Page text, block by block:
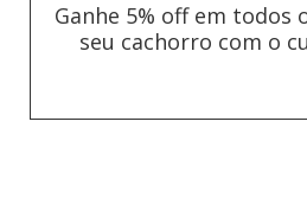
Ganhe 5% off em todos
seu cachorro com o